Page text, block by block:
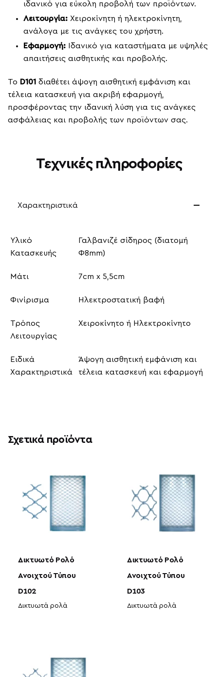
ιδανικό για εύκολη προβολή των προϊόντων.
Λειτουργία: Χειροκίνητη ή ηλεκτροκίνητη,
ανάλογα με τις ανάγκες του χρήστη.
Εφαρμογή: Ιδανικό για καταστήματα με υψηλές
απαιτήσεις αισθητικής και προβολής.
Το D101 διαθέτει άψογη αισθητική εμφάνιση και
τέλεια κατασκευή για ακριβή εφαρμογή,
προσφέροντας την ιδανική λύση για τις ανάγκες
ασφάλειας και προβολής των προϊόντων σας.
Τεχνικές πληροφορίες
Χαρακτηριστικά
Υλικό
Κατασκευής
Γαλβανιζέ σίδηρος (διατομή
Φ8mm)
Μάτι 7cm x 5,5cm
Φινίρισμα Ηλεκτροστατική βαφή
Τρόπος
Λειτουργίας
Χειροκίνητο ή Ηλεκτροκίνητο
Ειδικά
Χαρακτηριστικά
Άψογη αισθητική εμφάνιση και
τέλεια κατασκευή και εφαρμογή
Σχετικά προϊόντα
Δικτυωτό Ρολό
Ανοιχτού Τύπου
D102
Δικτυωτά ρολά
Δικτυωτό Ρολό
Ανοιχτού Τύπου
D103
Δικτυωτά ρολά